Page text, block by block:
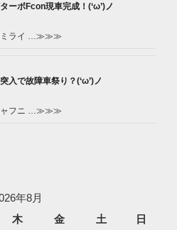
ーボFcon現車完成！(‘ω’)ノ
ライ …≫≫≫
入で故障車祭り？(‘ω’)ノ
フニ …≫≫≫
年8月
木 金 土 日